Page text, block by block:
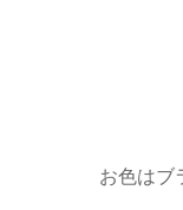
お色はブ